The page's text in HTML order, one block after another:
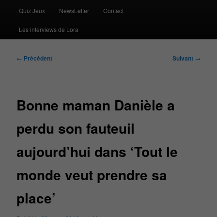
Quiz Jeux NewsLetter Contact
Les interviews de Lora
Navigation
← Précédent Suivant →
Bonne maman Danièle a
perdu son fauteuil
aujourd’hui dans ‘Tout le
monde veut prendre sa
place’